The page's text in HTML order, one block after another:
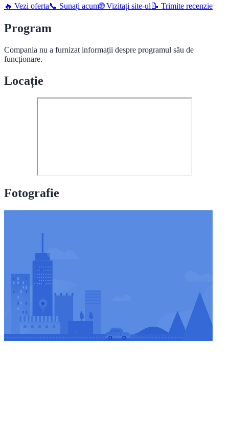
🔥 Vezi oferta📞 Sunați acum🌐 Vizitați site-ul 📝 Trimite recenzie
Program
Compania nu a furnizat informații despre programul său de
funcționare.
Locație
Fotografie